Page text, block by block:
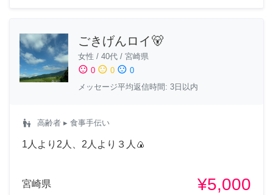
ごきげんロイ🐻
女性 / 40代 / 宮崎県
sentiment_satisfied 0 sentiment_neutral 0 sentiment_dissatisfied 0
メッセージ平均返信時間: 3日以内
escalator_warning 高齢者 ▸ 食事手伝い
1人より2人、2人より３人🍙
宮崎県 ¥5,000